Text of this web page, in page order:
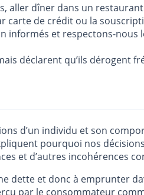
aller dîner dans un
carte de crédit ou la
informés et respectons-nous
déclarent qu’ils dérogent
d’un individu et son
pourquoi nos
et d’autres incohérences
dette et donc à emprunter
par le consommateur